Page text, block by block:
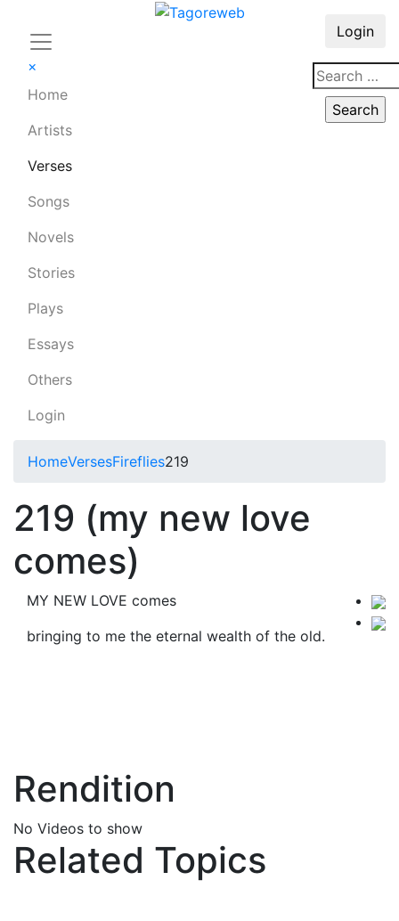
×
Home
Artists
Verses
Songs
Novels
Stories
Plays
Essays
Others
Login
Login
HomeVersesFireflies219
219 (my new love
comes)
MY NEW LOVE comes
bringing to me the eternal wealth of the old.
Rendition
No Videos to show
Related Topics